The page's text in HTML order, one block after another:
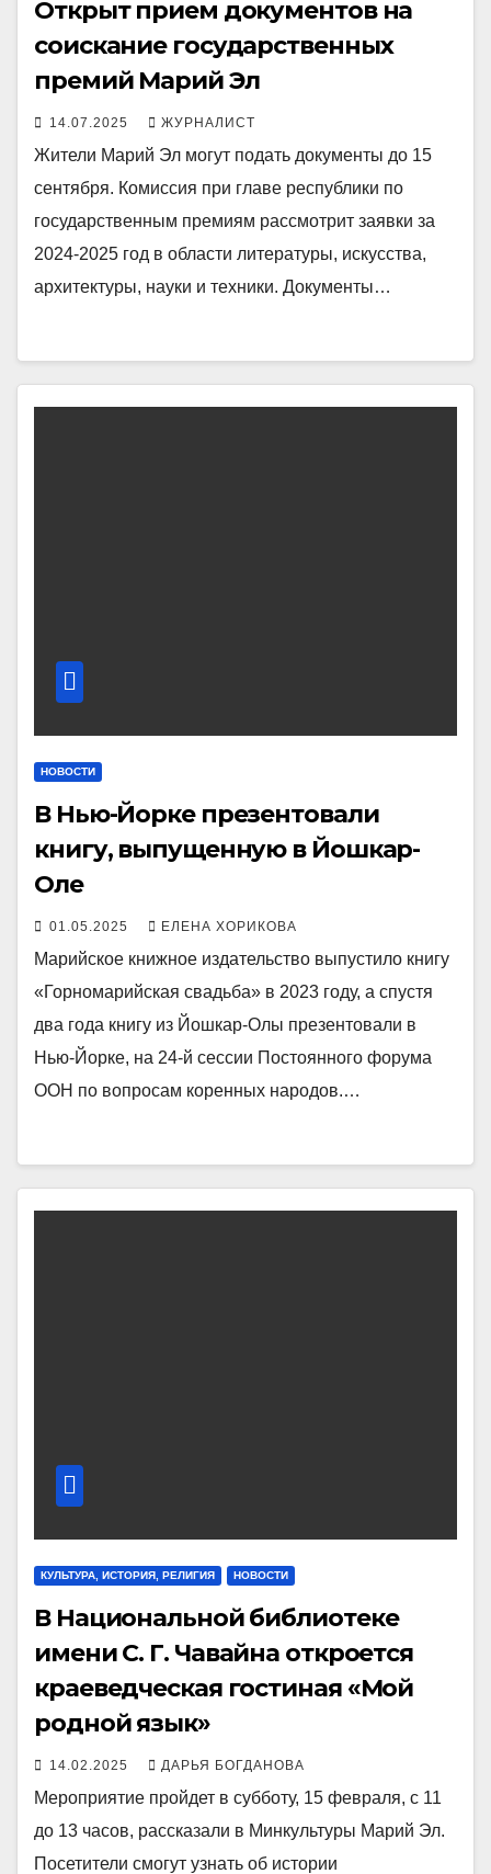
Открыт прием документов на
соискание государственных
премий Марий Эл
14.07.2025 ЖУРНАЛИСТ
Жители Марий Эл могут подать документы до 15
сентября. Комиссия при главе республики по
государственным премиям рассмотрит заявки за
2024-2025 год в области литературы, искусства,
архитектуры, науки и техники. Документы…
НОВОСТИ
В Нью-Йорке презентовали
книгу, выпущенную в Йошкар-
Оле
01.05.2025 ЕЛЕНА ХОРИКОВА
Марийское книжное издательство выпустило книгу
«Горномарийская свадьба» в 2023 году, а спустя
два года книгу из Йошкар-Олы презентовали в
Нью-Йорке, на 24-й сессии Постоянного форума
ООН по вопросам коренных народов.…
КУЛЬТУРА, ИСТОРИЯ, РЕЛИГИЯ НОВОСТИ
В Национальной библиотеке
имени С. Г. Чавайна откроется
краеведческая гостиная «Мой
родной язык»
14.02.2025 ДАРЬЯ БОГДАНОВА
Мероприятие пройдет в субботу, 15 февраля, с 11
до 13 часов, рассказали в Минкультуры Марий Эл.
Посетители смогут узнать об истории